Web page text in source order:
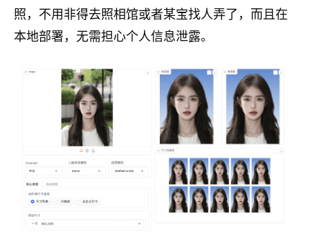
照，不用非得去照相馆或者某宝找人弄了，而且在
本地部署，无需担心个人信息泄露。